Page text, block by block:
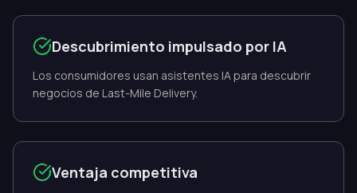
Descubrimiento impulsado por IA
Los consumidores usan asistentes IA para descubrir
negocios de Last-Mile Delivery.
Ventaja competitiva